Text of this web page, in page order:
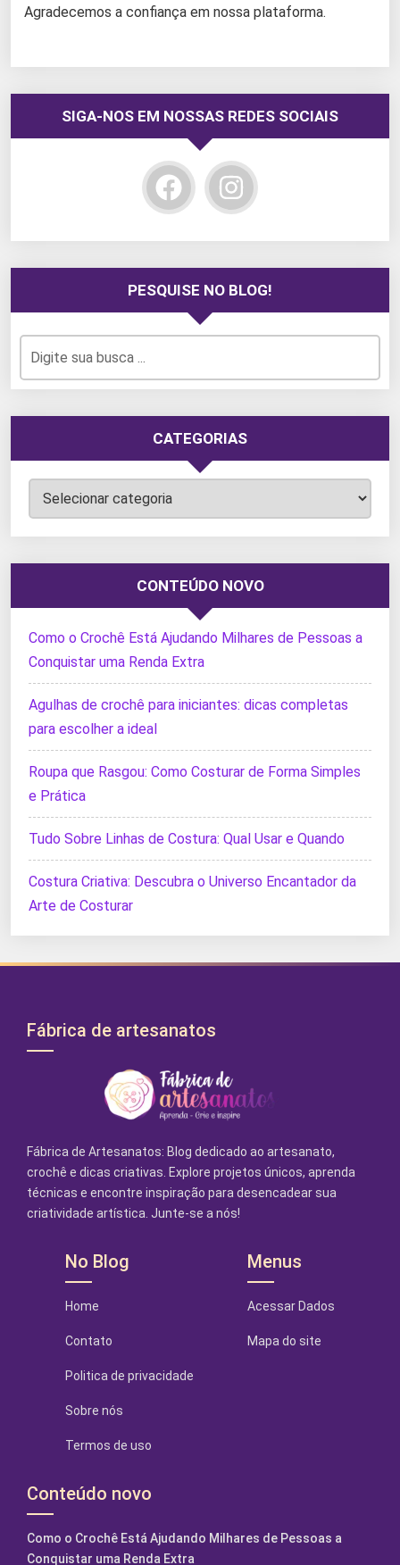
Agradecemos a confiança em nossa plataforma.
SIGA-NOS EM NOSSAS REDES SOCIAIS
PESQUISE NO BLOG!
CATEGORIAS
Categorias
CONTEÚDO NOVO
Como o Crochê Está Ajudando Milhares de Pessoas a
Conquistar uma Renda Extra
Agulhas de crochê para iniciantes: dicas completas
para escolher a ideal
Roupa que Rasgou: Como Costurar de Forma Simples
e Prática
Tudo Sobre Linhas de Costura: Qual Usar e Quando
Costura Criativa: Descubra o Universo Encantador da
Arte de Costurar
Fábrica de artesanatos
Fábrica de Artesanatos: Blog dedicado ao artesanato,
crochê e dicas criativas. Explore projetos únicos, aprenda
técnicas e encontre inspiração para desencadear sua
criatividade artística. Junte-se a nós!
No Blog
Home
Contato
Politica de privacidade
Sobre nós
Termos de uso
Menus
Acessar Dados
Mapa do site
Conteúdo novo
Como o Crochê Está Ajudando Milhares de Pessoas a
Conquistar uma Renda Extra